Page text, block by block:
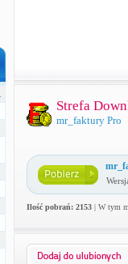
Strefa
mr_faktury Pro
Ilość pobrań: 2153| W tym